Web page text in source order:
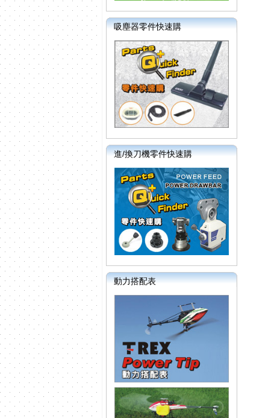
吸塵器零件快速購
進/換刀機零件快速購
動力搭配表